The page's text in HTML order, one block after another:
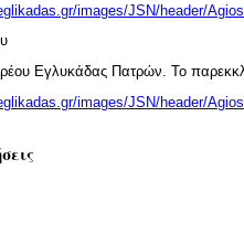
images/JSN/header/
Εγλυκάδας Πατρών. Το
images/JSN/header/